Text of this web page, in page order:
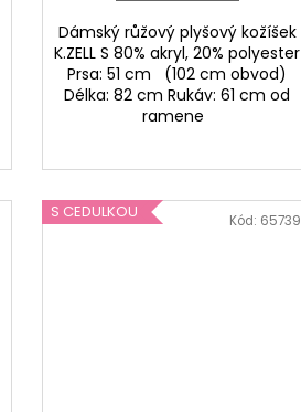
Dámský růžový plyšový kožíšek
K.ZELL S 80% akryl, 20% polyester
Prsa: 51 cm (102 cm obvod)
Délka: 82 cm Rukáv: 61 cm od
ramene
S CEDULKOU Kód: 65739